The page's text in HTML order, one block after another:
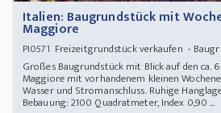
Italien: Baugrundstück mit
Maggiore
PI0571 Freizeitgrundstück verkaufen -
Großes Baugrundstück mit Blick auf den ca.
Maggiore mit vorhandenem kleinen
Wasser und Stromanschluss. Ruhige
Bebauung: 2100 Quadratmeter, Index 0,90 ...